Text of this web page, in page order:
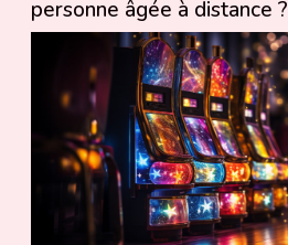
personne âgée à distance ?